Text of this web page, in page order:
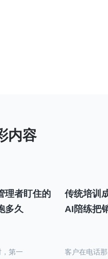
理者盯住的
多久
第一
传统培训
AI陪练把
客户在电话